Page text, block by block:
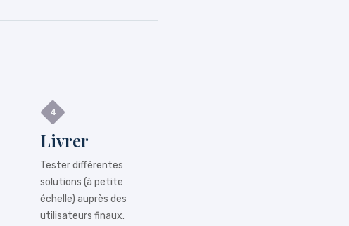
Livrer
Tester différentes
solutions (à petite
échelle) auprès des
utilisateurs finaux.